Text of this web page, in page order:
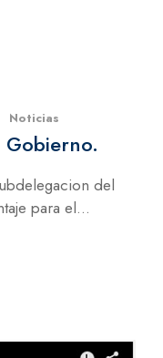
Noticias
del
para el...